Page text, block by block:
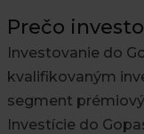
Prečo
Investovanie do
kvalifikovaným
segment
Investície do